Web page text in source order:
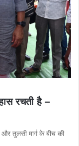
रचती है –
तुलसी मार्ग के बीच की